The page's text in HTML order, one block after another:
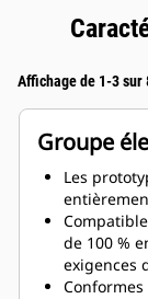
Affichage de 1-3 sur
Groupe
Les
de 100 %
exigences